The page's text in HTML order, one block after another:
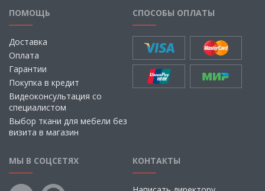
ПОМОЩЬ
Доставка
Оплата
Гарантии
Покупка в кредит
Видеоконсультация со
специалистом
Выбор ткани для мебели без
визита в магазин
СПОСОБЫ ОПЛАТЫ
МЫ В СОЦСЕТЯХ КОНТАКТЫ